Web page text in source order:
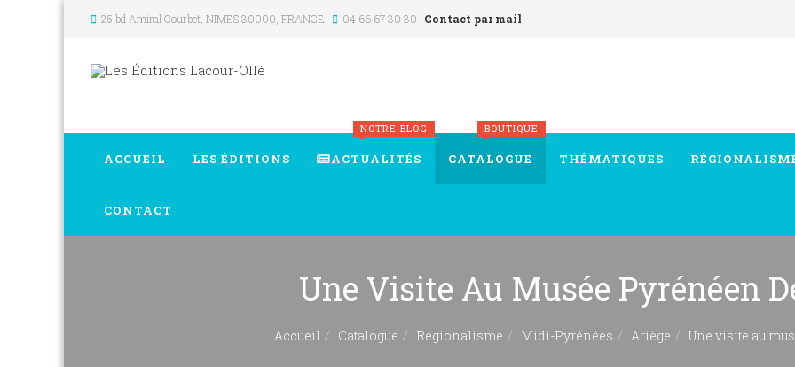
25 bd Amiral Courbet , NIMES30000 FRANCE 04 66 67 30 30 Contact par mail
ACCUEIL LES ÉDITIONS ACTUALITÉS
NOTRE BLOG
CATALOGUE
BOUTIQUE
THÉMATIQUES
CONTACT
Une Visite Au Musée Pyrénéen
Accueil Catalogue Régionalisme Midi-Pyrénées Ariège Une visite au